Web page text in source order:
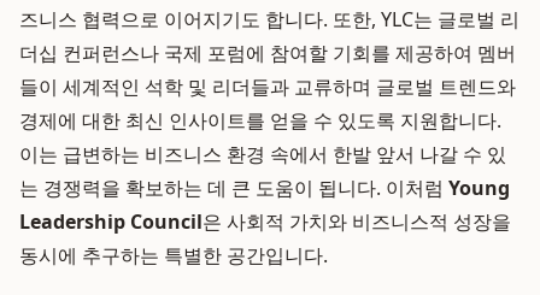
즈니스 협력으로 이어지기도 합니다. 또한, YLC는 글로벌 리
더십 컨퍼런스나 국제 포럼에 참여할 기회를 제공하여 멤버
들이 세계적인 석학 및 리더들과 교류하며 글로벌 트렌드와
경제에 대한 최신 인사이트를 얻을 수 있도록 지원합니다.
이는 급변하는 비즈니스 환경 속에서 한발 앞서 나갈 수 있
는 경쟁력을 확보하는 데 큰 도움이 됩니다. 이처럼 Young
Leadership Council은 사회적 가치와 비즈니스적 성장을
동시에 추구하는 특별한 공간입니다.